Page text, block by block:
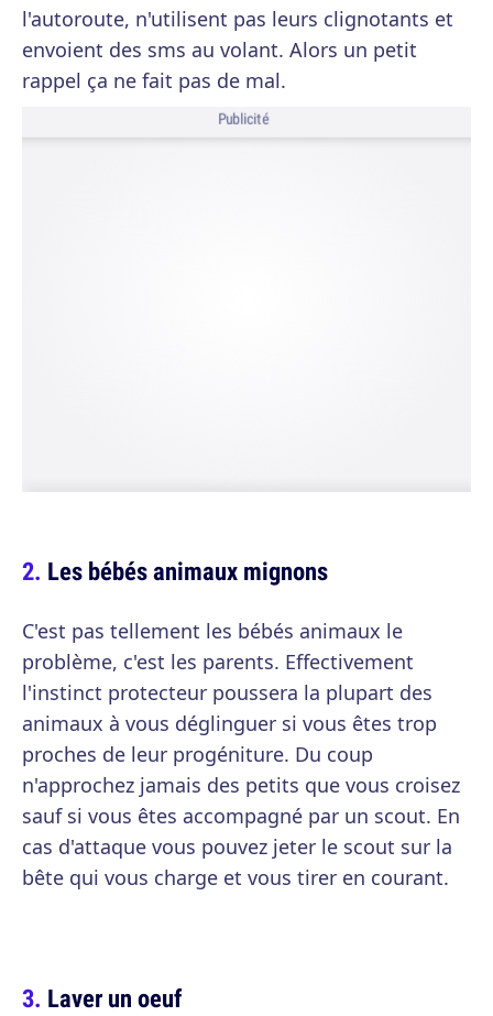
l'autoroute, n'utilisent pas leurs clignotants et
envoient des sms au volant. Alors un petit
rappel ça ne fait pas de mal.
Publicité
Les bébés animaux mignons
C'est pas tellement les bébés animaux le
problème, c'est les parents. Effectivement
l'instinct protecteur poussera la plupart des
animaux à vous déglinguer si vous êtes trop
proches de leur progéniture. Du coup
n'approchez jamais des petits que vous croisez
sauf si vous êtes accompagné par un scout. En
cas d'attaque vous pouvez jeter le scout sur la
bête qui vous charge et vous tirer en courant.
Laver un oeuf